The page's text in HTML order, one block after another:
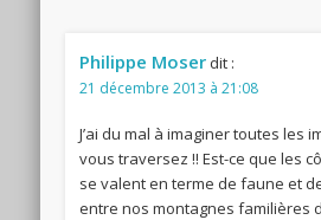
Philippe Moser dit :
21 décembre 2013 à 21:08
J’ai du mal à imaginer toutes les
vous traversez !! Est-ce que les
se valent en terme de faune et
entre nos montagnes familières